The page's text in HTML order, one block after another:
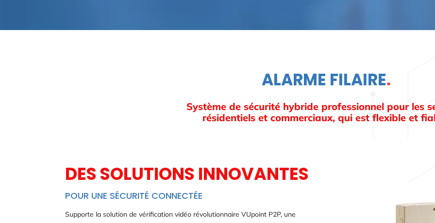
ALARME FILAIRE.
Système de sécurité hybride professionnel pour les
résidentiels et commerciaux, qui est flexible et
DES SOLUTIONS INNOVANTES
POUR UNE SÉCURITÉ CONNECTÉE
Supporte la solution de vérification vidéo révolutionnaire VUpoint P2P, une